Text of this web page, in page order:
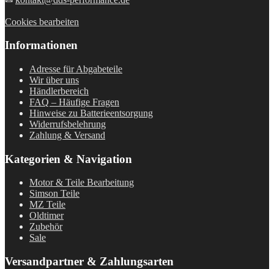
Cookies bearbeiten
Informationen
Adresse für Abgabeteile
Wir über uns
Händlerbereich
FAQ – Häufige Fragen
Hinweise zu Batterieentsorgung
Widerrufsbelehrung
Zahlung & Versand
Kategorien & Navigation
Motor & Teile Bearbeitung
Simson Teile
MZ Teile
Oldtimer
Zubehör
Sale
Versandpartner & Zahlungsarten